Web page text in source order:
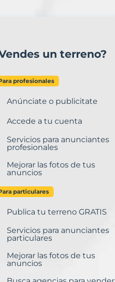
un terreno?
profesionales
Anúnciate o publicitate
Accede a tu cuenta
Servicios para anunciantes
profesionales
Mejorar las fotos de tus
anuncios
particulares
Publica tu terreno GRATIS
Servicios para anunciantes
particulares
Mejorar las fotos de tus
anuncios